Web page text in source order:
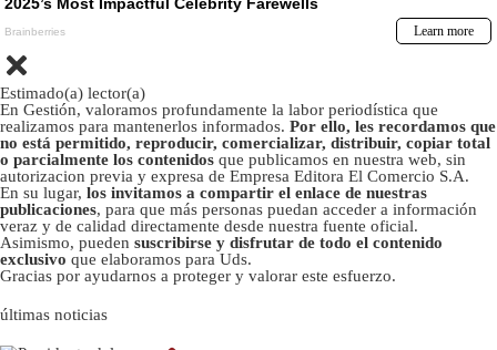
Estimado(a) lector(a)
En Gestión, valoramos profundamente la labor periodística que
realizamos para mantenerlos informados. Por ello, les recordamos que
no está permitido, reproducir, comercializar, distribuir, copiar total
o parcialmente los contenidos que publicamos en nuestra web, sin
autorizacion previa y expresa de Empresa Editora El Comercio S.A.
En su lugar, los invitamos a compartir el enlace de nuestras
publicaciones, para que más personas puedan acceder a información
veraz y de calidad directamente desde nuestra fuente oficial.
Asimismo, pueden suscribirse y disfrutar de todo el contenido
exclusivo que elaboramos para Uds.
Gracias por ayudarnos a proteger y valorar este esfuerzo.
últimas noticias